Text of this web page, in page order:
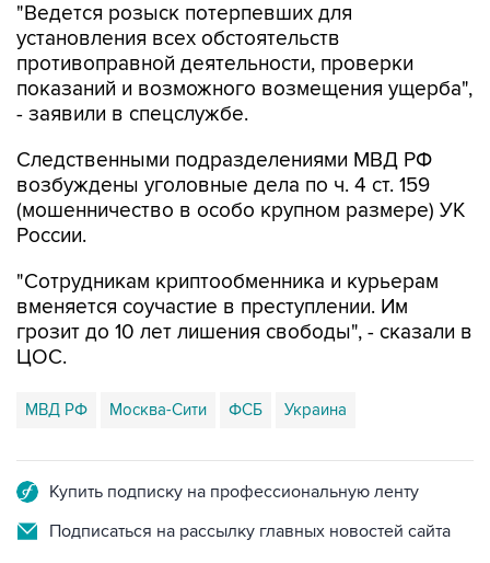
"Ведется розыск потерпевших для
установления всех обстоятельств
противоправной деятельности, проверки
показаний и возможного возмещения ущерба",
- заявили в спецслужбе.
Следственными подразделениями МВД РФ
возбуждены уголовные дела по ч. 4 ст. 159
(мошенничество в особо крупном размере) УК
России.
"Сотрудникам криптообменника и курьерам
вменяется соучастие в преступлении. Им
грозит до 10 лет лишения свободы", - сказали в
ЦОС.
МВД РФ Москва-Сити ФСБ Украина
Купить подписку на профессиональную ленту
Подписаться на рассылку главных новостей сайта